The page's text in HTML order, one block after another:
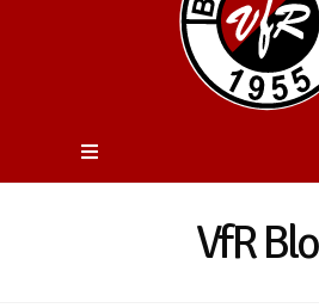
VfR